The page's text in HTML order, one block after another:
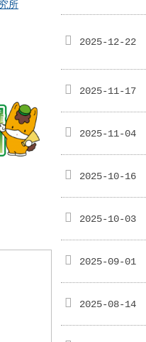
2025-12-22
2025-11-17
2025-11-04
2025-10-16
2025-10-03
2025-09-01
2025-08-14